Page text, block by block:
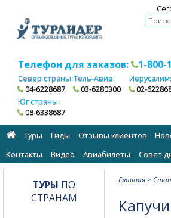
Телефон для заказов: 1-800-
Север страны:
04-6228687
Тель-Авив:
03-6280300
Иерусалим:
02-
Юг страны:
08-6338687
Туры Гиды Отзывы клиентов
Контакты
Видео Авиабилеты Cовет
Главная >
ТУРЫ ПО
СТРАНАМ